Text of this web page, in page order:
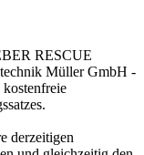
RESCUE
Müller GmbH -
derzeitigen